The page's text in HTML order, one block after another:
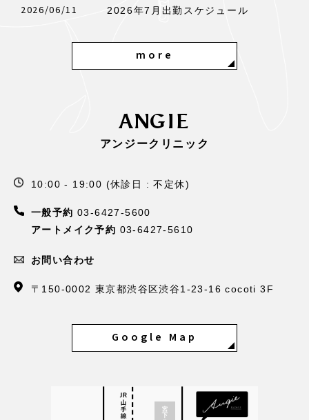
2026/06/11 2026年7月出勤スケジュール
more
ANGIE
アンジークリニック
10:00 - 19:00 (休診日 : 不定休)
一般予約 03-6427-5600
アートメイク予約 03-6427-5610
お問い合わせ
〒150-0002 東京都渋谷区渋谷1-23-16 cocoti 3F
Google Map